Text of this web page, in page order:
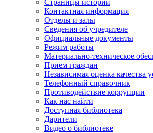
Страницы истории
Контактная информация
Отделы и залы
Сведения об учредителе
Официальные документы
Режим работы
Материально-техническое
Прием граждан
Независимая оценка качества
Телефонный справочник
Противодействие коррупции
Как нас найти
Доступная библиотека
Дарители
Видео о библиотеке